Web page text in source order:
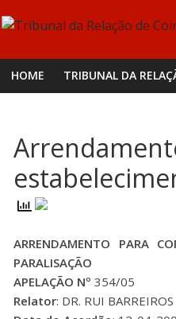
Tribunal
da
Relação
de
Coimbra
HOME TRIBUNAL DA
ARRENDAMENTO PARA
PARALISAÇÃO
APELAÇÃO Nº 354/05
Relator: DR. RUI BARREIROS